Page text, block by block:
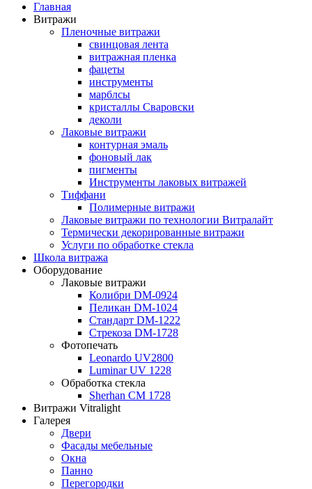
Главная
Витражи
Пленочные витражи
свинцовая лента
витражная пленка
фацеты
инструменты
марблсы
кристаллы Сваровски
деколи
Лаковые витражи
контурная эмаль
фоновый лак
пигменты
Инструменты лаковых витражей
Тиффани
Полимерные витражи
Лаковые витражи по технологии Витралайт
Термически декорированные витражи
Услуги по обработке стекла
Школа витража
Оборудование
Лаковые витражи
Колибри DM-0924
Пеликан DM-1024
Стандарт DM-1222
Стрекоза DM-1728
Фотопечать
Leonardo UV2800
Luminar UV 1228
Обработка стекла
Sherhan CM 1728
Витражи Vitralight
Галерея
Двери
Фасады мебельные
Окна
Панно
Перегородки